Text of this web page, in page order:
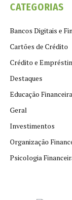
CATEGORIAS
Bancos Digitais e
Cartões de Crédito
Crédito e
Destaques
Educação Financeira
Geral
Investimentos
Organização
Psicologia